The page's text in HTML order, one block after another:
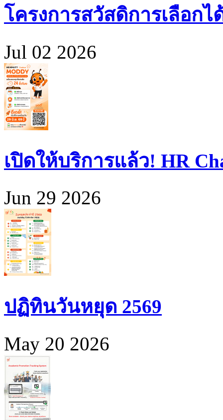
โครงการสวัสดิการเลือกไ
Jul 02 2026
เปิดให้บริการแล้ว! HR
Jun 29 2026
ปฏิทินวันหยุด 2569
May 20 2026